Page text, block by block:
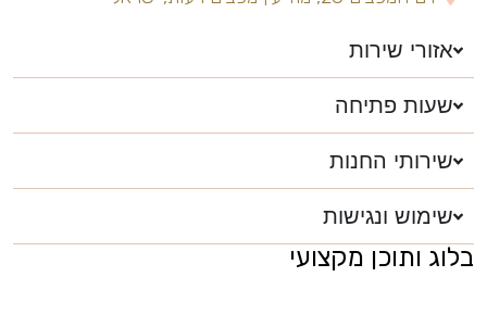
אזורי שירות
שעות פתיחה
שירותי החנות
שימוש ונגישות
בלוג ותוכן מקצועי